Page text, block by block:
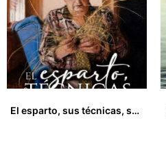
El esparto, sus técnicas, su cultura